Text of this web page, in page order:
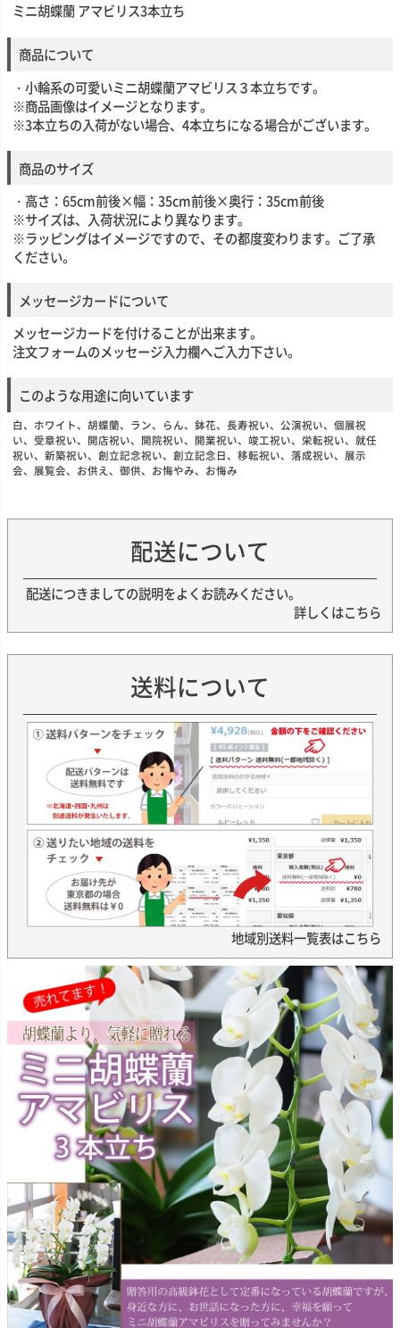
ミニ胡蝶蘭 アマビリス3本立ち
商品について
・小輪系の可愛いミニ胡蝶蘭アマビリス３本立ちです。
※商品画像はイメージとなります。
※3本立ちの入荷がない場合、4本立ちになる場合がございます。
商品のサイズ
・高さ：65cm前後×幅：35cm前後×奥行：35cm前後
※サイズは、入荷状況により異なります。
※ラッピングはイメージですので、その都度変わります。ご了承
ください。
メッセージカードについて
メッセージカードを付けることが出来ます。
注文フォームのメッセージ入力欄へご入力下さい。
このような用途に向いています
白、ホワイト、胡蝶蘭、ラン、らん、鉢花、長寿祝い、公演祝い、個展祝
い、受章祝い、開店祝い、開院祝い、開業祝い、竣工祝い、栄転祝い、就任
祝い、新築祝い、創立記念祝い、創立記念日、移転祝い、落成祝い、展示
会、展覧会、お供え、御供、お悔やみ、お悔み
配送について
配送につきましての説明をよくお読みください。
詳しくはこちら
送料について
地域別送料一覧表はこちら